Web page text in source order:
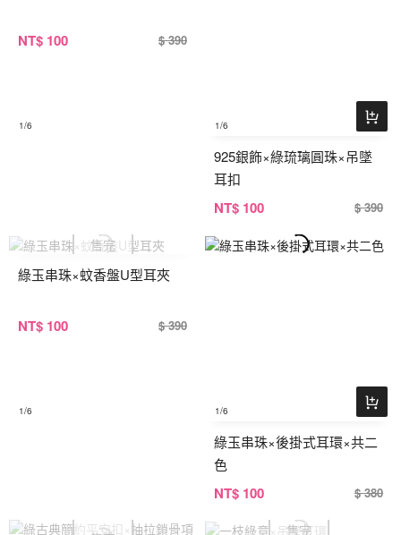
1/6
NT$ 100 $ 390
1/6
925銀飾×綠琉璃圓珠×吊墜
耳扣
NT$ 100 $ 390
1/6
綠玉串珠×蚊香盤U型耳夾
NT$ 100 $ 390
1/6
綠玉串珠×後掛式耳環×共二
色
NT$ 100 $ 380